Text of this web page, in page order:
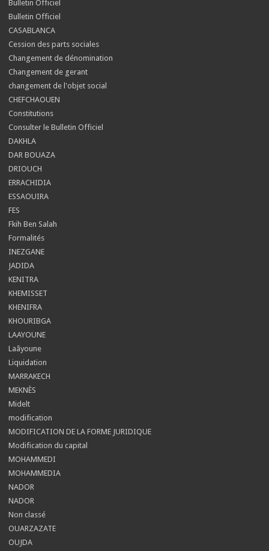
Bulletin Officiel
Bulletin Officiel
CASABLANCA
Cession des parts sociales
Changement de dénomination
Changement de gerant
changement de l'objet social
CHEFCHAOUEN
Constitutions
Consulter le Bulletin Officiel
DAKHLA
DAR BOUAZA
DRIOUCH
ERRACHIDIA
ESSAOUIRA
FES
Fkih Ben Salah
Formalités
INEZGANE
JADIDA
KENITRA
KHEMISSET
KHENIFRA
KHOURIBGA
LAAYOUNE
Laâyoune
Liquidation
MARRAKECH
MEKNÈS
Midelt
modification
MODIFICATION DE LA FORME JURIDIQUE
Modification du capital
MOHAMMEDI
MOHAMMEDIA
NADOR
NADOR
Non classé
OUARZAZATE
OUJDA